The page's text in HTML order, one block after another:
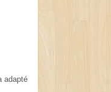
adapté